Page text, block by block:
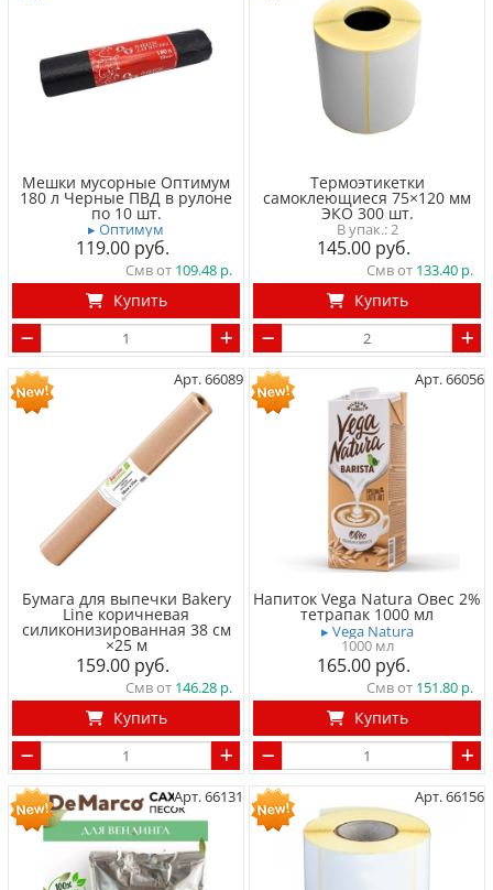
Мешки мусорные Оптимум
180 л Черные ПВД в рулоне
по 10 шт.
▸ Оптимум
119.00
Смв от 109.48
Купить
Термоэтикетки
самоклеющиеся 75×120 мм
ЭКО 300 шт.
2
145.00
Смв от 133.40
Купить
Арт. 66089
Бумага для выпечки Bakery
Line коричневая
силиконизированная 38 см
×25 м
159.00
Смв от 146.28
Купить
Арт. 66056
Напиток Vega Natura Овес 2%
тетрапак 1000 мл
▸ Vega Natura
1000 мл
165.00
Смв от 151.80
Купить
Арт. 66131 Арт. 66156